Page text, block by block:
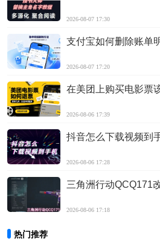
2026-08-07 17:30
支付宝如何删除账单
2026-08-07 17:20
在美团上购买电影票
2026-08-06 17:39
抖音怎么下载视频到
2026-08-06 17:28
三角洲行动QCQ171
2026-08-06 17:18
热门推荐